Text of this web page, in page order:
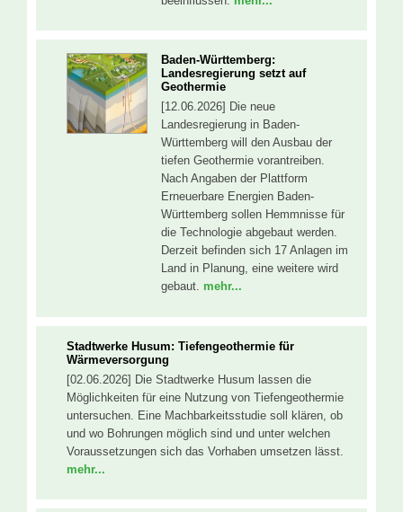
Baden-Württemberg:
Landesregierung setzt auf
Geothermie
[12.06.2026] Die neue
Landesregierung in Baden-
Württemberg will den Ausbau der
tiefen Geothermie vorantreiben.
Nach Angaben der Plattform
Erneuerbare Energien Baden-
Württemberg sollen Hemmnisse für
die Technologie abgebaut werden.
Derzeit befinden sich 17 Anlagen im
Land in Planung, eine weitere wird
gebaut. mehr...
Stadtwerke Husum: Tiefengeothermie für
Wärmeversorgung
[02.06.2026] Die Stadtwerke Husum lassen die
Möglichkeiten für eine Nutzung von Tiefengeothermie
untersuchen. Eine Machbarkeitsstudie soll klären, ob
und wo Bohrungen möglich sind und unter welchen
Voraussetzungen sich das Vorhaben umsetzen lässt.
mehr...